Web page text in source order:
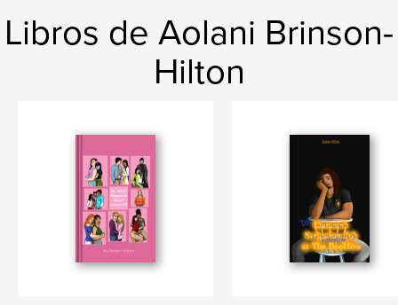
Libros de Aolani Brinson-
Hilton